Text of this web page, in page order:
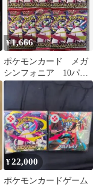
¥1,666
ポケモンカード メガ
シンフォニア 10パッ
ク
¥22,000
ポケモンカードゲーム